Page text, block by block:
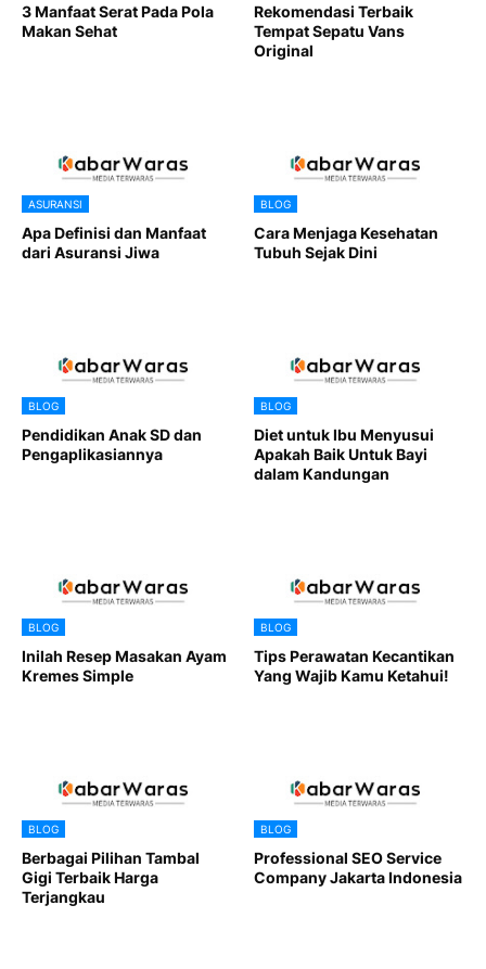
3 Manfaat Serat Pada Pola
Makan Sehat
Rekomendasi Terbaik
Tempat Sepatu Vans
Original
ASURANSI
Apa Definisi dan Manfaat
dari Asuransi Jiwa
BLOG
Cara Menjaga Kesehatan
Tubuh Sejak Dini
BLOG
Pendidikan Anak SD dan
Pengaplikasiannya
BLOG
Diet untuk Ibu Menyusui
Apakah Baik Untuk Bayi
dalam Kandungan
BLOG
Inilah Resep Masakan Ayam
Kremes Simple
BLOG
Tips Perawatan Kecantikan
Yang Wajib Kamu Ketahui!
BLOG
Berbagai Pilihan Tambal
Gigi Terbaik Harga
Terjangkau
BLOG
Professional SEO Service
Company Jakarta Indonesia